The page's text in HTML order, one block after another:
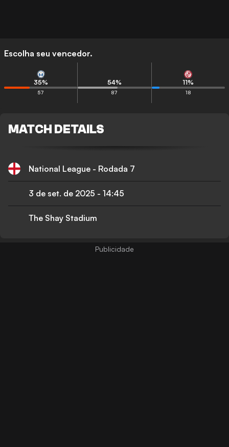
Escolha seu vencedor.
35%
57
54%
87
11%
18
MATCH DETAILS
National League - Rodada 7
3 de set. de 2025 - 14:45
The Shay Stadium